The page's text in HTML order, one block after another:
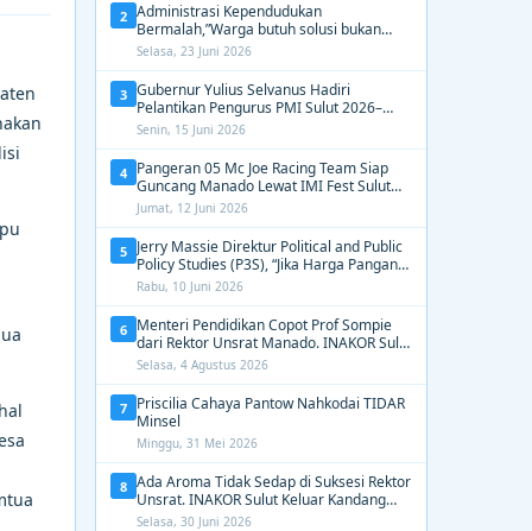
2 Administrasi Kependudukan
Bermalah,”Warga butuh solusi bukan
Alasan dari Disdukcapil Manado
Selasa, 23 Juni 2026
3 Gubernur Yulius Selvanus Hadiri
Pelantikan Pengurus PMI Sulut 2026–
2031, Tekankan Gerak Cepat untuk
Kemanusiaan
Senin, 15 Juni 2026
4 Pangeran 05 Mc Joe Racing Team Siap
Guncang Manado Lewat IMI Fest Sulut
2026 Apex Drag Championship
Jumat, 12 Juni 2026
5 Jerry Massie Direktur Political and Public
Policy Studies (P3S), “Jika Harga Pangan
Tak Terkendali, Zulhas dan Budi Santoso
Tak Layak Dipertahankan”
Rabu, 10 Juni 2026
6 Menteri Pendidikan Copot Prof Sompie
dari Rektor Unsrat Manado. INAKOR Sulut
Kawal Unsur Pidana dan Siap Bongkar
Aroma Busuk di Suksesi Rektor
Selasa, 4 Agustus 2026
7 Priscilia Cahaya Pantow Nahkodai TIDAR
Minsel
Minggu, 31 Mei 2026
8 Ada Aroma Tidak Sedap di Suksesi Rektor
Unsrat. INAKOR Sulut Keluar Kandang
Kawal Proses Seleksi
Selasa, 30 Juni 2026